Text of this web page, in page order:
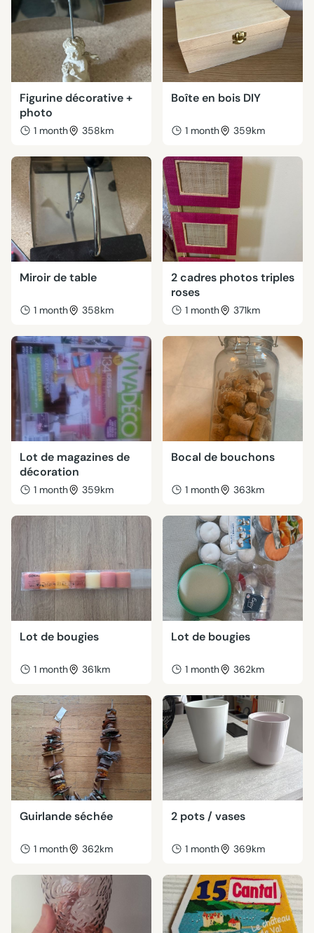
Figurine décorative +
photo
1 month 358km
Boîte en bois DIY
1 month 359km
Miroir de table
1 month 358km
2 cadres photos triples
roses
1 month 371km
Lot de magazines de
décoration
1 month 359km
Bocal de bouchons
1 month 363km
Lot de bougies
1 month 361km
Lot de bougies
1 month 362km
Guirlande séchée
1 month 362km
2 pots / vases
1 month 369km